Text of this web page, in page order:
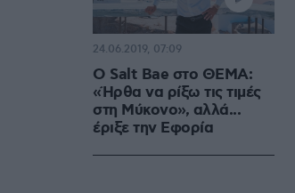
Ο Salt Bae στο ΘΕΜΑ:
«Ήρθα να ρίξω τις τιμές
στη Μύκονο», αλλά...
έριξε την Εφορία
24.06.2019, 07:09